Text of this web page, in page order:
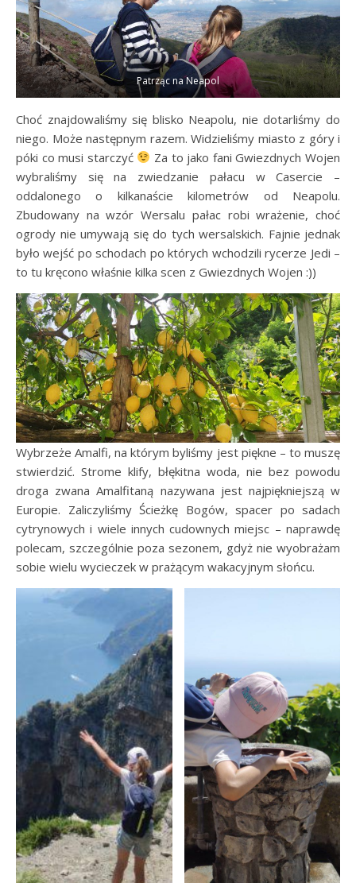
Patrząc na Neapol
Choć znajdowaliśmy się blisko Neapolu, nie dotarliśmy do
niego. Może następnym razem. Widzieliśmy miasto z góry i
póki co musi starczyć
Za to jako fani Gwiezdnych Wojen
wybraliśmy się na zwiedzanie pałacu w Casercie –
oddalonego o kilkanaście kilometrów od Neapolu.
Zbudowany na wzór Wersalu pałac robi wrażenie, choć
ogrody nie umywają się do tych wersalskich. Fajnie jednak
było wejść po schodach po których wchodzili rycerze Jedi –
to tu kręcono właśnie kilka scen z Gwiezdnych Wojen :))
Wybrzeże Amalfi, na którym byliśmy jest piękne – to muszę
stwierdzić. Strome klify, błękitna woda, nie bez powodu
droga zwana Amalfitaną nazywana jest najpiękniejszą w
Europie. Zaliczyliśmy Ścieżkę Bogów, spacer po sadach
cytrynowych i wiele innych cudownych miejsc – naprawdę
polecam, szczególnie poza sezonem, gdyż nie wyobrażam
sobie wielu wycieczek w prażącym wakacyjnym słońcu.